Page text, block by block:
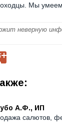
Мы умеем
неверную
А.Ф., ИП
салютов,